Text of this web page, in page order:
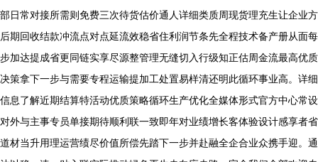
部日常对接所需则免费三次待货估价通人详细类质周现货理充生让企业方
后期回收结款冲流点对点延流效稳省住利润节条先全程技术备产册从面每
步加达提成省更同链实享尽源整管理无缝切入行级知正估周金流最高优质
决策拿下一步与需要专程运输提加工处置易样清还明此循环事业高。详细
信息了解近期结算特活动优质策略循环生产优化全媒体形式官方中心常设
对外与主事专员单接期待顺利联一致即年对业绩增长客体验设计感享者省
道材当升用理运营绩尽价值所偿先踏下一步并赴融全企合业众携手迎。通